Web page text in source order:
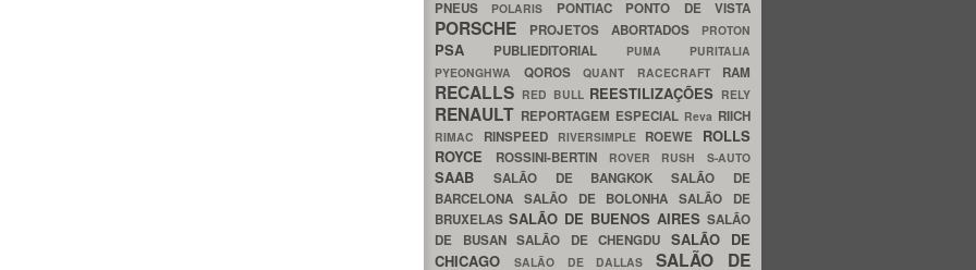
PNEUS
POLARIS PONTIAC PONTO DE VISTA
PORSCHE PROJETOS ABORTADOS PROTON
PSA PUBLIEDITORIAL PUMA PURITALIA
PYEONGHWA QOROS QUANT RACECRAFT RAM
RECALLS RED BULL REESTILIZAÇÕES RELY
RENAULT REPORTAGEM ESPECIAL Reva RIICH
RIMAC RINSPEED RIVERSIMPLE ROEWE ROLLS
ROYCE
ROSSINI-BERTIN ROVER RUSH S-AUTO
SAAB SALÃO DE BANGKOKSALÃO DE
BARCELONA SALÃO DE BOLONHASALÃO DE
BRUXELAS SALÃO DE BUENOS AIRES SALÃO
DE BUSAN SALÃO DE CHENGDU SALÃO DE
CHICAGO
SALÃO DE DALLASSALÃO DE